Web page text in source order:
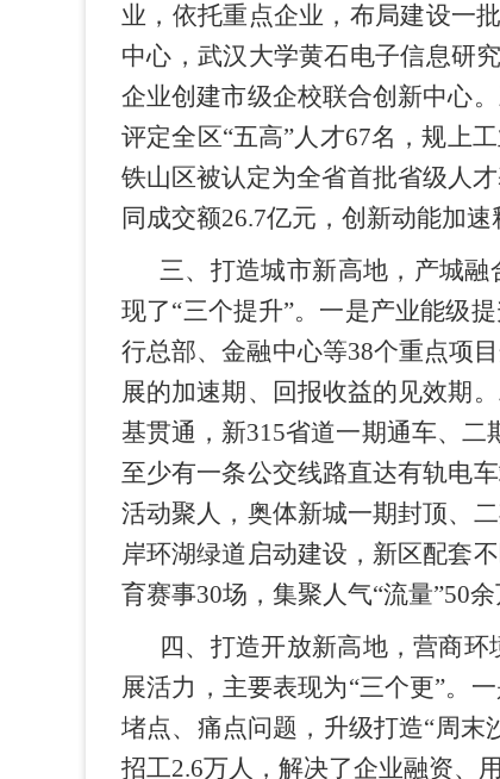
业，依托重点企业，布局建设一
中心，武汉大学黄石电子信息研
企业创建市级企校联合创新中心
评定全区“五高”人才67名，规上
铁山区被认定为全省首批省级人
同成交额26.7亿元，创新动能加速
三、打造城市新高地，产城
现了“三个提升”。一是产业能级
行总部、金融中心等38个重点项
展的加速期、回报收益的见效期
基贯通，新315省道一期通车、
至少有一条公交线路直达有轨电
活动聚人，奥体新城一期封顶、
岸环湖绿道启动建设，新区配套
育赛事30场，集聚人气“流量”50
四、打造开放新高地，营商
展活力，主要表现为“三个更”。
堵点、痛点问题，升级打造“周末
招工2.6万人，解决了企业融资、